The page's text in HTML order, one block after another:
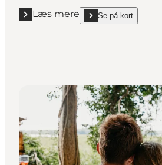
Læs mere
Læs mere "Fyrhytten"
Se på kort
show Fyrhytten on_map